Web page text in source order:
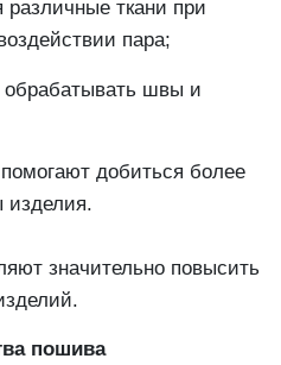
различные ткани при
пара;
обрабатывать швы и
добиться более
значительно повысить
пошива